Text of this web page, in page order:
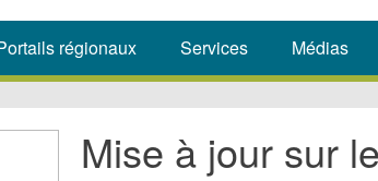
régionaux Services Médias
Mise à jour sur